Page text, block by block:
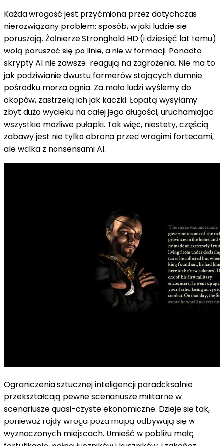
Każda wrogość jest przyćmiona przez dotychczas
nierozwiązany problem: sposób, w jaki ludzie się
poruszają. Żołnierze Stronghold HD (i dziesięć lat temu)
wolą poruszać się po linie, a nie w formacji. Ponadto
skrypty AI nie zawsze reagują na zagrożenia. Nie ma to
jak podziwianie dwustu farmerów stojących dumnie
pośrodku morza ognia. Za mało ludzi wyślemy do
okopów, zastrzelą ich jak kaczki. Łopatą wysyłamy
zbyt dużo wycieku na całej jego długości, uruchamiając
wszystkie możliwe pułapki. Tak więc, niestety, częścią
zabawy jest nie tylko obrona przed wrogimi fortecami,
ale walka z nonsensami AI.
Ograniczenia sztucznej inteligencji paradoksalnie
przekształcają pewne scenariusze militarne w
scenariusze quasi-czyste ekonomiczne. Dzieje się tak,
ponieważ rajdy wroga poza mapą odbywają się w
wyznaczonych miejscach. Umieść w pobliżu małą